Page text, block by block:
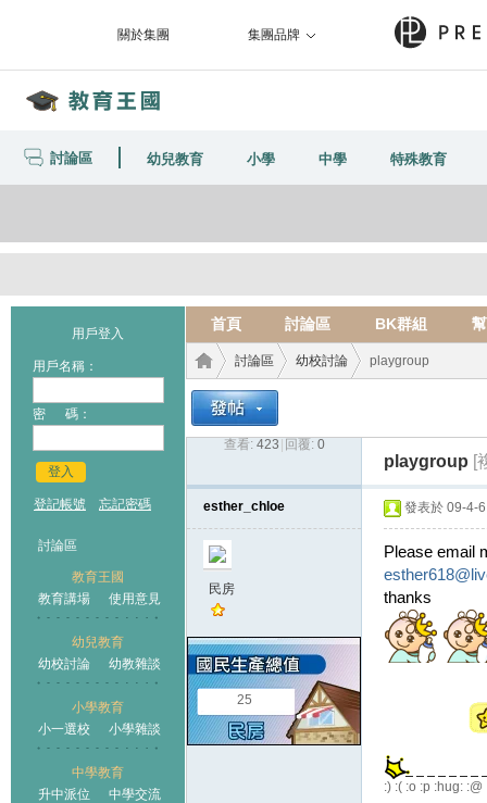
關於集團 集團品牌
討論區 幼兒教育 小學 中學 特殊教育
用戶登入
用戶名稱：
密 碼：
登入
登記帳號 忘記密碼
討論區
教育王國
教育講場
使用意見
幼兒教育
幼校討論
幼教雜談
小學教育
小一選校
小學雜談
中學教育
升中派位
中學交流
首頁 討論區 BK群組
王國
討論區
›
幼校討論 playgroup
查看: 423 回覆: 0
playgroup [
esther_chloe
民房
25
發表於 09-4-
Please email
thanks
:) :( :o :p :hug: :@